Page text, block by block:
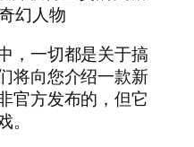
幻人物
，一切都是关于搞
将向您介绍一款新
官方发布的，但它